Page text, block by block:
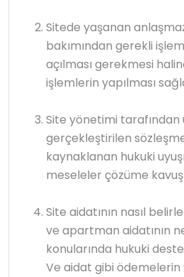
Sitede yaşanan
bakımından gerekli
açılması gerekmesi
işlemlerin yapılması
Site yönetimi tarafından
gerçekleştirilen
kaynaklanan hukuki
meseleler çözüme
Site aidatının nasıl
ve apartman aidatının
konularında hukuki
Ve aidat gibi ödemelerin